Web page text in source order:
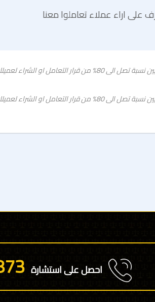
على اراء عملاء تعاملوا معنا
رأي العميل يكتب هنا فى هذة المساحة بشكل , حيث يشكل رأي العملاء
رأي العميل يكتب هنا فى هذة المساحة بشكل , حيث يشكل رأي العملاء
احصل على استشارة